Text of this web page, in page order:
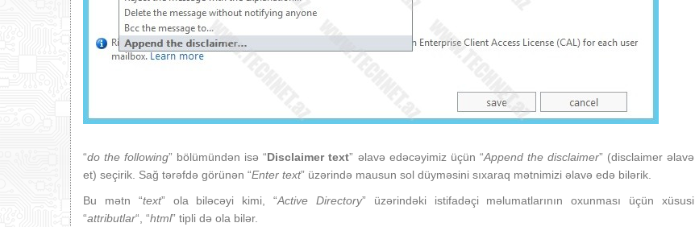
“do thefollowing” bölümündən isə “Disclaimer text” əlavə edəcəyimiz üçün “Append the disclaimer” (disclaimer əlavə
et) seçirik. Sağ tərəfdə görünən “Enter text” üzərində mausun sol düyməsini sıxaraq mətnimizi əlavə edə bilərik.
Bu mətn “text” ola biləcəyi kimi, “Active Directory” üzərindəki istifadəçi məlumatlarının oxunması üçün xüsusi
“attributlar“, “html” tipli də ola bilər.